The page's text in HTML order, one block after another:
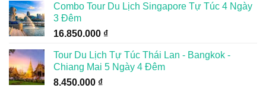
Combo Tour Du Lịch Singapore Tự Túc 4 Ngày
3 Đêm
16.850.000 ₫
Tour Du Lịch Tự Túc Thái Lan - Bangkok -
Chiang Mai 5 Ngày 4 Đêm
8.450.000 ₫